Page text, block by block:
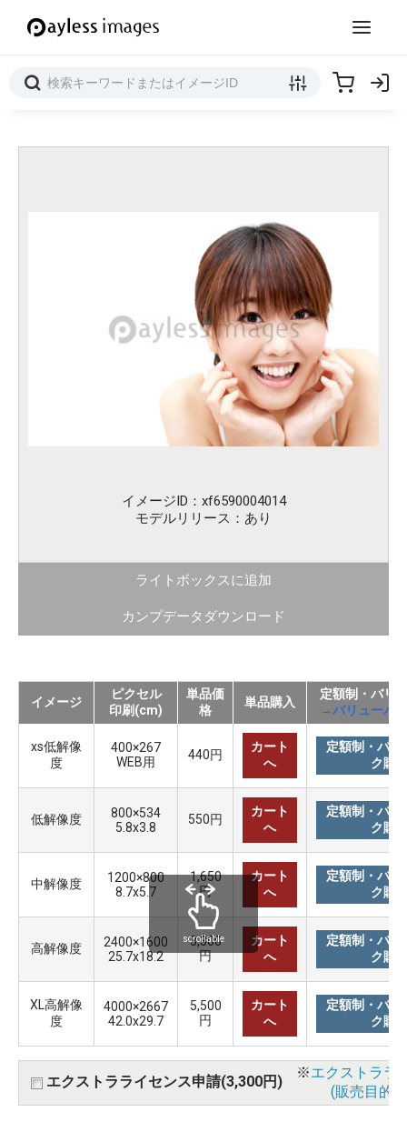
イメージID：xf6590004014
モデルリリース：あり
ライトボックスに追加
カンプデータダウンロード
イメージ
ピクセル
印刷(cm)
単品価
格
単品購入
定額制・バリ
→バリューパ
xs低解像
度
400×267
WEB用
440円
カート
へ
定額制・バリ
ク購
低解像度
800×534
5.8x3.8
550円
カート
へ
定額制・バリ
ク購
中解像度
1200×800
8.7x5.7
1,650
円
カート
へ
定額制・バリ
ク購
高解像度
2400×1600
25.7x18.2
3,300
円
カート
へ
定額制・バリ
ク購
XL高解像
度
4000×2667
42.0x29.7
5,500
円
カート
へ
定額制・バリ
ク購
エクストラライセンス申請(3,300円)
※エクストララ
(販売目的
scrollable